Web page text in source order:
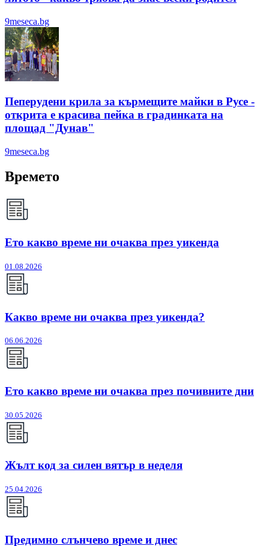
9meseca.bg
Пеперудени крила за кърмещите майки в Русе -
открита е красива пейка в градинката на
площад "Дунав"
9meseca.bg
Времето
Ето какво време ни очаква през уикенда
01.08.2026
Какво време ни очаква през уикенда?
06.06.2026
Ето какво време ни очаква през почивните дни
30.05.2026
Жълт код за силен вятър в неделя
25.04.2026
Предимно слънчево време и днес